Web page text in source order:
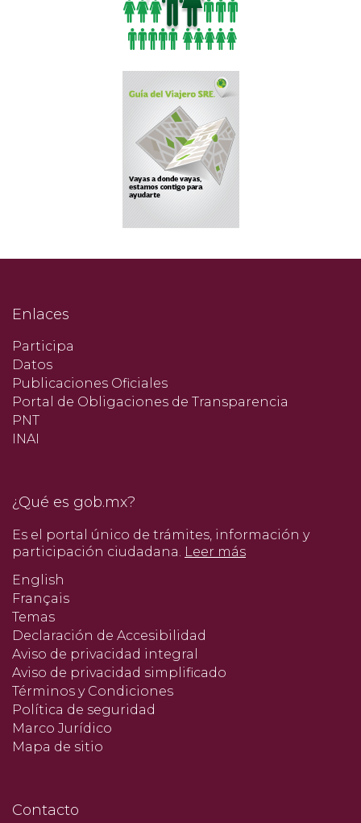
Enlaces
Participa
Datos
Publicaciones Oficiales
Portal de Obligaciones de Transparencia
PNT
INAI
¿Qué es gob.mx?
Es el portal único de trámites, información y
participación ciudadana. Leer más
English
Français
Temas
Declaración de Accesibilidad
Aviso de privacidad integral
Aviso de privacidad simplificado
Términos y Condiciones
Política de seguridad
Marco Jurídico
Mapa de sitio
Contacto